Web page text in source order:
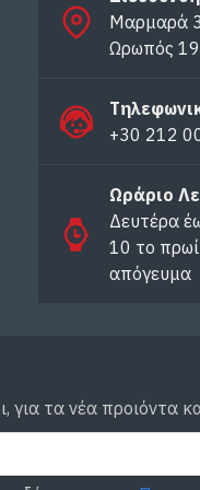
Μαρμαρά
Ωρωπός
+30 212
Ωράριο
Δευτέρα
10 το
απόγευμα
για τα νέα προιόντα